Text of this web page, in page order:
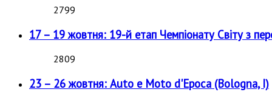
2799
17 – 19 жовтня: 19-й етап Чемпіонату Світу з
2809
23 – 26 жовтня: Auto e Moto d'Epoca (Bologna, I)